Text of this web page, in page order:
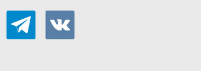
telegram vkontakte